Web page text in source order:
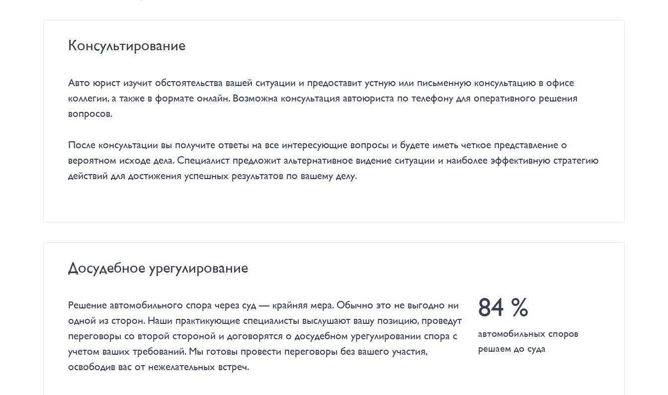
Консультирование
Авто юрист изучит обстоятельства вашей ситуации и предоставит устную или письменную консультацию в офисе
коллегии, а также в формате онлайн. Возможна консультация автоюриста по телефону для оперативного решения
вопросов.
После консультации вы получите ответы на все интересующие вопросы и будете иметь четкое представление о
вероятном исходе дела. Специалист предложит альтернативное видение ситуации и наиболее эффективную стратегию
действий для достижения успешных результатов по вашему делу.
Досудебное урегулирование
Решение автомобильного спора через суд — крайняя мера. Обычно это не выгодно ни
одной из сторон. Наши практикующие специалисты выслушают вашу позицию, проведут
переговоры со второй стороной и договорятся о досудебном урегулировании спора с
учетом ваших требований. Мы готовы провести переговоры без вашего участия,
освободив вас от нежелательных встреч.
84 %
автомобильных споров
решаем до суда